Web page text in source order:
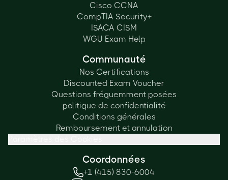
Cisco CCNA
CompTIA Security+
ISACA CISM
WGU Exam Help
Communauté
Nos Certifications
Discounted Exam Voucher
Questions fréquemment posées
politique de confidentialité
Conditions générales
Remboursement et annulation
Coordonnées
+1 (415) 830-6004